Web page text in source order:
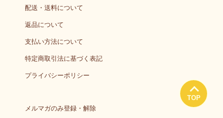
TOP
配送・送料について
返品について
支払い方法について
特定商取引法に基づく表記
プライバシーポリシー
メルマガのみ登録・解除